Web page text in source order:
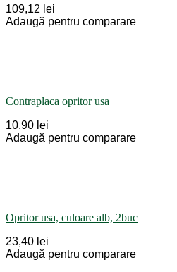
109,12 lei
Adaugă pentru comparare
Contraplaca opritor usa
10,90 lei
Adaugă pentru comparare
Opritor usa, culoare alb, 2buc
23,40 lei
Adaugă pentru comparare